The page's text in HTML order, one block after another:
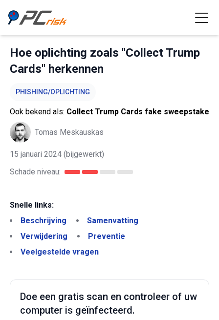
Hoe oplichting zoals "Collect Trump
Cards" herkennen
PHISHING/OPLICHTING
Ook bekend als: Collect Trump Cards fake sweepstake
Tomas Meskauskas
15 januari 2024 (bijgewerkt)
Schade niveau:
Snelle links:
Beschrijving
Samenvatting
Verwijdering
Preventie
Veelgestelde vragen
Doe een gratis scan en controleer of uw
computer is geïnfecteerd.